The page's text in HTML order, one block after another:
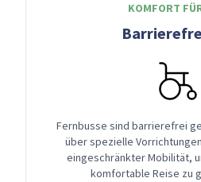
KOMFORT
Fernbusse sind barrierefrei
über spezielle
eingeschränkter Mobilität,
komfortable Reise zu